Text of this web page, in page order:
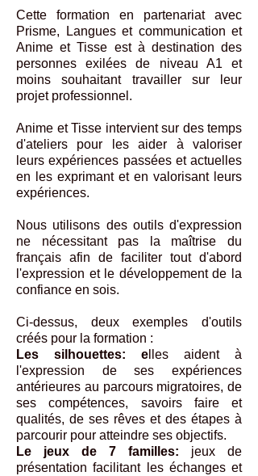
Cette formation en partenariat avec
Prisme, Langues et communication et
Anime et Tisse est à destination des
personnes exilées de niveau A1 et
moins souhaitant travailler sur leur
projet professionnel.
Anime et Tisse intervient sur des temps
d'ateliers pour les aider à valoriser
leurs expériences passées et actuelles
en les exprimant et en valorisant leurs
expériences.
Nous utilisons des outils d'expression
ne nécessitant pas la maîtrise du
français afin de faciliter tout d'abord
l'expression et le développement de la
confiance en sois.
Ci-dessus, deux exemples d'outils
créés pour la formation :
Les silhouettes: e lles aident à
l'expression de ses expériences
antérieures au parcours migratoires, de
ses compétences, savoirs faire et
qualités, de ses rêves et des étapes à
parcourir pour atteindre ses objectifs.
Le jeux de 7 familles: jeux de
présentation facilitant les échanges et